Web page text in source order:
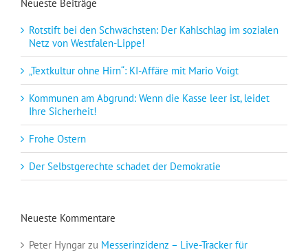
Neueste Beiträge
Rotstift bei den Schwächsten: Der Kahlschlag im sozialen
Netz von Westfalen-Lippe!
„Textkultur ohne Hirn“: KI-Affäre mit Mario Voigt
Kommunen am Abgrund: Wenn die Kasse leer ist, leidet
Ihre Sicherheit!
Frohe Ostern
Der Selbstgerechte schadet der Demokratie
Neueste Kommentare
Peter Hyngar zu Messerinzidenz – Live-Tracker für